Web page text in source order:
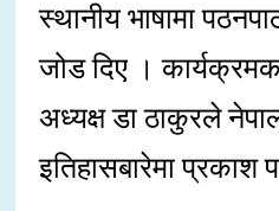
स्थानीय भाषामा
जोड दिए ।
अध्यक्ष डा ठाकुरले
इतिहासबारेमा प्रकाश